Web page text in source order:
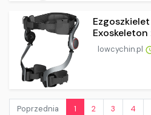
Exoskeleton
lowcychin.pl
Poprzednia 1 2 3 4